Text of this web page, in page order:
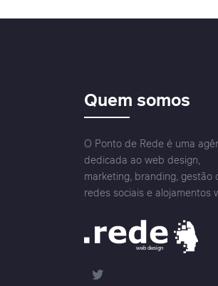
Quem somos
O Ponto de Rede é uma
dedicada ao web design,
marketing, branding, gestão
redes sociais e alojamentos
web design